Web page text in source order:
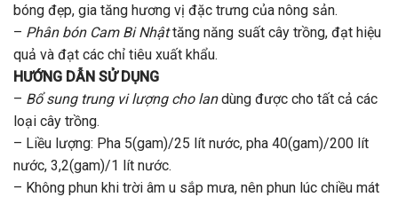
bóng đẹp, gia tăng hương vị đặc trưng của nông sản.
– Phân bón Cam Bi Nhậttăng năng suất cây trồng, đạt hiệu
quả và đạt các chỉ tiêu xuất khẩu.
HƯỚNG DẪN SỬ DỤNG
– Bổ sung trung vi lượng cho landùng được cho tất cả các
loại cây trồng.
– Liều lượng: Pha 5(gam)/25 lít nước, pha 40(gam)/200 lít
nước, 3,2(gam)/1 lít nước.
– Không phun khi trời âm u sắp mưa, nên phun lúc chiều mát